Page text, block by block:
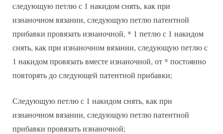
следующую петлю с 1 накидом снять, как при
изнаночном вязании, следующую петлю патентной
прибавки провязать изнаночной, * 1 петлю с 1 накидом
снять, как при изнаночном вязании, следующую петлю с
1 накидом провязать вместе изнаночной, от * постоянно
повторять до следующей патентной прибавки;
Следующую петлю с 1 накидом снять, как при
изнаночном вязании, следующую петлю патентной
прибавки провязать изнаночной;